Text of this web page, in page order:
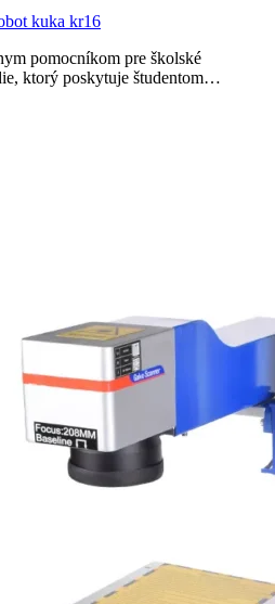
pomocníkom pre školské
ktorý poskytuje študentom…